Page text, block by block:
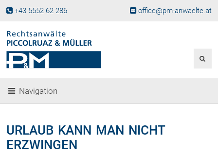
+43 5552 62 286 office@pm-anwaelte.at
Fachgebiete
Gesellschaftsgründung &
Beteiligungen
Immobilienrecht, Bauträgerrecht
Ferienimmobilien in Vorarlberg
Navigation
URLAUB KANN MAN NICHT
ERZWINGEN